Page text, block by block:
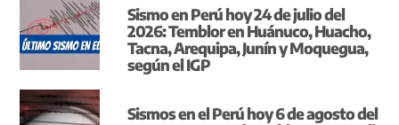
Sismo en Perú hoy 24 de julio del
2026: Temblor en Huánuco, Huacho,
Tacna, Arequipa, Junín y Moquegua,
según el IGP
Sismos en el Perú hoy 6 de agosto del